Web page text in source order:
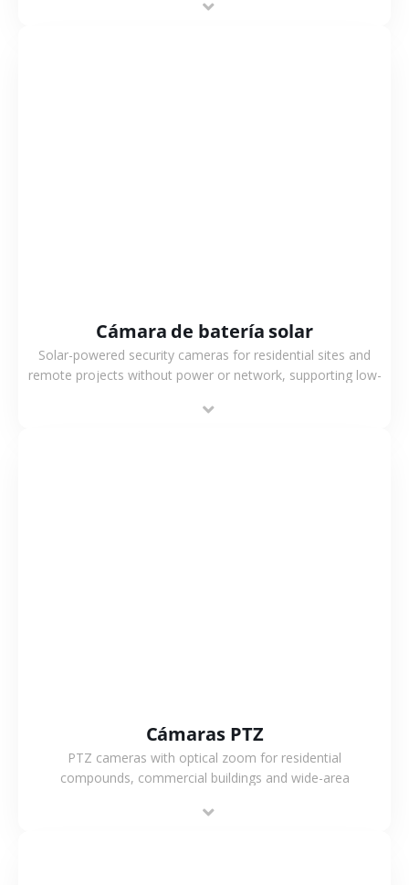
Cámara de batería solar
Solar-powered security cameras for residential sites and
remote projects without power or network, supporting low-
monitoring.
Cámaras PTZ
PTZ cameras with optical zoom for residential
compounds, commercial buildings and wide-area
flexible coverage.